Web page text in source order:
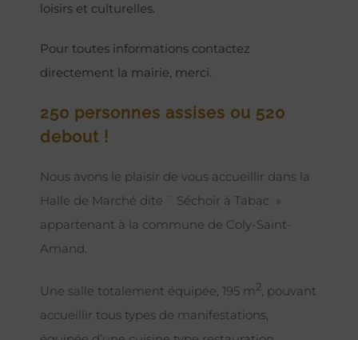
loisirs et culturelles.
Pour toutes informations contactez
directement la mairie, merci.
250 personnes assises ou 520
debout !
Nous avons le plaisir de vous accueillir dans la
Halle de Marché dite ¨ Séchoir à Tabac »
appartenant à la commune de Coly-Saint-
Amand.
Une salle totalement équipée, 195 m2, pouvant
accueillir tous types de manifestations,